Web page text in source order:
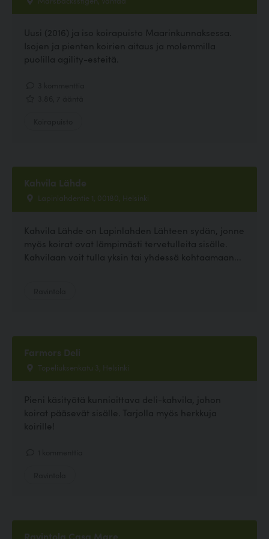
Uusi (2016) ja iso koirapuisto Maarinkunnaksessa.
Isojen ja pienten koirien aitaus ja molemmilla
puolilla agility-esteitä.
Kahvila Lähde
Lapinlahdentie 1, 00180, Helsinki
Kahvila Lähde on Lapinlahden Lähteen sydän, jonne
myös koirat ovat lämpimästi tervetulleita sisälle.
Kahvilaan voit tulla yksin tai yhdessä kohtaamaan...
Farmors Deli
Topeliuksenkatu 3, Helsinki
Pieni käsityötä kunnioittava deli-kahvila, johon
koirat pääsevät sisälle. Tarjolla myös herkkuja
koirille!
Ravintola Casa Mare